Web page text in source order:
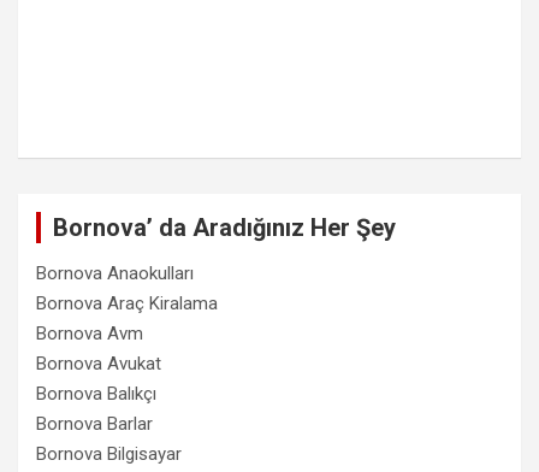
Bornova’ da Aradığınız Her Şey
Bornova Anaokulları
Bornova Araç Kiralama
Bornova Avm
Bornova Avukat
Bornova Balıkçı
Bornova Barlar
Bornova Bilgisayar